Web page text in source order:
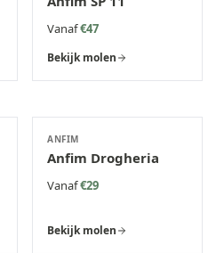
Vanaf€47
Bekijk molen
ANFIM
Anfim Drogheria
Vanaf€29
Bekijk molen